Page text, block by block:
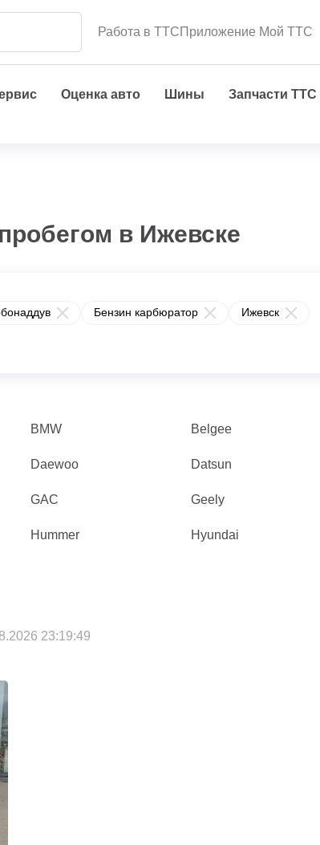
Работа в ТТСПриложение Мой ТТС
Оценка авто Шины Запчасти ТТС
в Ижевске
Бензин карбюратор Ижевск
BMW Belgee
Daewoo Datsun
GAC Geely
Hummer Hyundai
23:19:49